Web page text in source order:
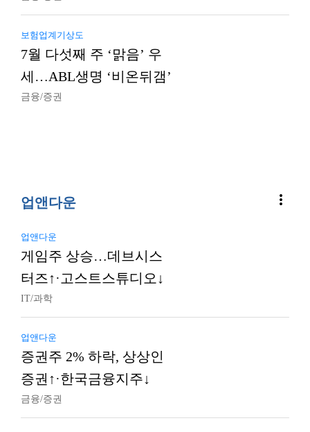
보험업계기상도
7월 다섯째 주 ‘맑음’ 우
세…ABL생명 ‘비온뒤갬’
금융/증권
업앤다운 more_vert
업앤다운
게임주 상승…데브시스
터즈↑·고스트스튜디오↓
IT/과학
업앤다운
증권주 2% 하락, 상상인
증권↑·한국금융지주↓
금융/증권